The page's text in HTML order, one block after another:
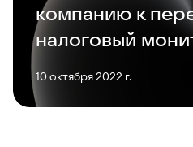
компанию к
налоговый
10 октября 2022 г.